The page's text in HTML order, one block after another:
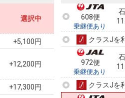
選択中
+5,100円
+12,200円
+17,300円
608便
乗継便あり
クラスJを
972便
乗継便あり
クラスJを